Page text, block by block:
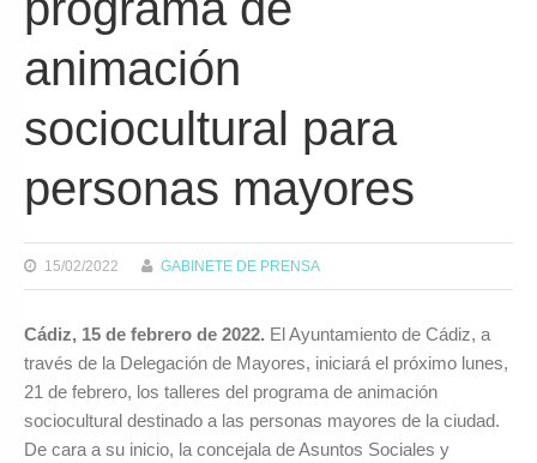
animación
sociocultural para
personas mayores
15/02/2022 GABINETE DE PRENSA
Cádiz, 15 de febrero de 2022. El Ayuntamiento de Cádiz, a
través de la Delegación de Mayores, iniciará el próximo lunes,
21 de febrero, los talleres del programa de animación
sociocultural destinado a las personas mayores de la ciudad.
De cara a su inicio, la concejala de Asuntos Sociales y